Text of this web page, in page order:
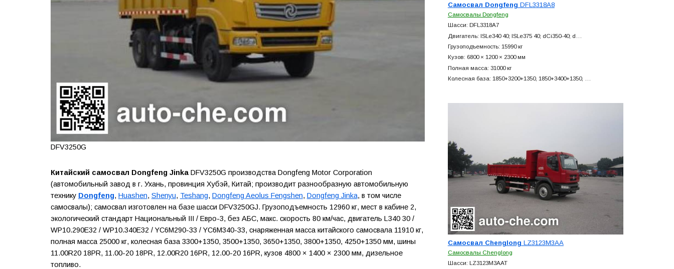
DFV3250G
Китайский самосвал Dongfeng JinkaDFV3250G производства Dongfeng Motor Corporation
(автомобильный завод в г. Ухань, провинция Хубэй, Китай; производит разнообразную автомобильную
технику Dongfeng, Huashen, Shenyu, Teshang, Dongfeng Aeolus Fengshen, Dongfeng Jinka, в том числе
самосвалы); самосвал изготовлен на базе шасси DFV3250GJ. Грузоподъемность 12960 кг, мест в кабине 2,
экологический стандарт Национальный III / Евро-3, без АБС, макс. скорость 80 км/час, двигатель L340 30 /
WP10.290E32 / WP10.340E32 / YC6M290-33 / YC6M340-33, снаряженная масса китайского самосвала 11910 кг,
полная масса 25000 кг, колесная база 3300+1350, 3500+1350, 3650+1350, 3800+1350, 4250+1350 мм, шины
11.00R20 18PR, 11.00-20 18PR, 12.00R20 16PR, 12.00-20 16PR, кузов 4800 × 1400 × 2300 мм, дизельное
топливо.
Самосвал Dongfeng DFL3318A8
Самосвалы Dongfeng
Шасси: DFL3318A7
Двигатель: ISLe340 40; ISLe375 40; dCi350-40; d…
Грузоподъемность: 15990 кг
Кузов: 6800 × 1200 × 2300 мм
Полная масса: 31000 кг
Колесная база: 1850+3200+1350, 1850+3400+1350, …
Самосвал Chenglong LZ3123M3AA
Самосвалы Chenglong
Шасси: LZ3123M3AAT